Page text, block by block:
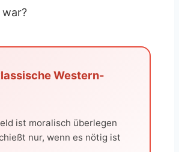
war?
Western-
ist moralisch überlegen
nur, wenn es nötig ist